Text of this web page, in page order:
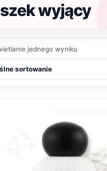
wyjący
jednego wyniku